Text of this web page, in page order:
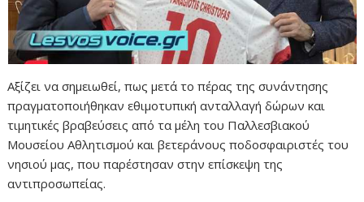
Αξίζει να σημειωθεί, πως μετά το πέρας της συνάντησης
πραγματοποιήθηκαν εθιμοτυπική ανταλλαγή δώρων και
τιμητικές βραβεύσεις από τα μέλη του Παλλεσβιακού
Μουσείου Αθλητισμού και βετεράνους ποδοσφαιριστές του
νησιού μας, που παρέστησαν στην επίσκεψη της
αντιπροσωπείας.